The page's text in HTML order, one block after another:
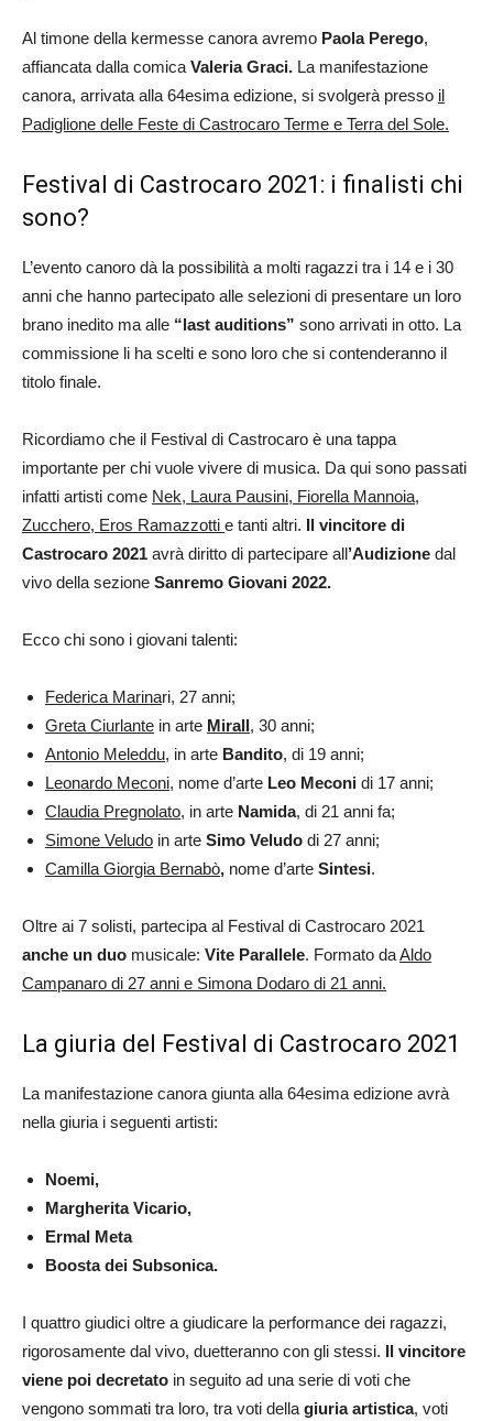
Al timone della kermesse canora avremo Paola Perego,
affiancata dalla comica Valeria Graci. La manifestazione
canora, arrivata alla 64esima edizione, si svolgerà presso il
Padiglione delle Feste di Castrocaro Terme e Terra del Sole.
Festival di Castrocaro 2021: i finalisti chi
sono?
L’evento canoro dà la possibilità a molti ragazzi tra i 14 e i 30
anni che hanno partecipato alle selezioni di presentare un loro
brano inedito ma alle “last auditions” sono arrivati in otto. La
commissione li ha scelti e sono loro che si contenderanno il
titolo finale.
Ricordiamo che il Festival di Castrocaro è una tappa
importante per chi vuole vivere di musica. Da qui sono passati
infatti artisti come Nek, Laura Pausini, Fiorella Mannoia,
Zucchero, Eros Ramazzotti e tanti altri. Il vincitore di
Castrocaro 2021 avrà diritto di partecipare all’Audizione dal
vivo della sezione Sanremo Giovani 2022.
Ecco chi sono i giovani talenti:
Federica Marinari, 27 anni;
Greta Ciurlante in arte Mirall, 30 anni;
Antonio Meleddu, in arte Bandito, di 19 anni;
Leonardo Meconi, nome d’arte Leo Meconi di 17 anni;
Claudia Pregnolato, in arte Namida, di 21 anni fa;
Simone Veludo in arte Simo Veludo di 27 anni;
Camilla Giorgia Bernabò, nome d’arte Sintesi.
Oltre ai 7 solisti, partecipa al Festival di Castrocaro 2021
anche un duo musicale: Vite Parallele. Formato daAldo
Campanaro di 27 anni e Simona Dodaro di 21 anni.
La giuria del Festival di Castrocaro 2021
La manifestazione canora giunta alla 64esima edizione avrà
nella giuria i seguenti artisti:
Noemi,
Margherita Vicario,
Ermal Meta
Boosta dei Subsonica.
I quattro giudici oltre a giudicare la performance dei ragazzi,
rigorosamente dal vivo, duetteranno con gli stessi. Il vincitore
viene poi decretato in seguito ad una serie di voti che
vengono sommati tra loro, tra voti della giuria artistica, voti